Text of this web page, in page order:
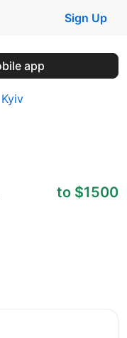
Sign Up
app
Kyiv
to $1500